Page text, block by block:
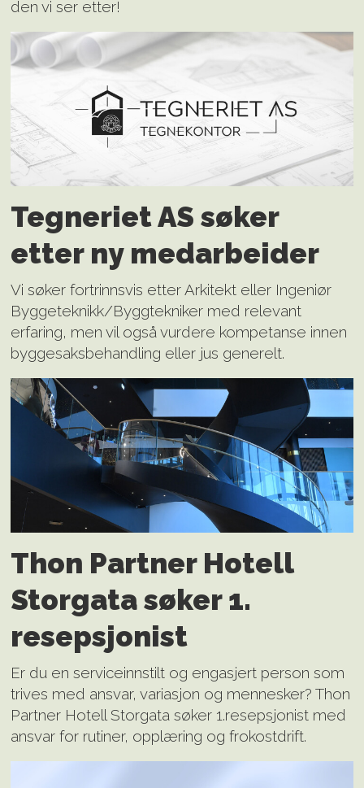
den vi ser etter!
Tegneriet AS søker
etter ny medarbeider
Vi søker fortrinnsvis etter Arkitekt eller Ingeniør
Byggeteknikk/Byggtekniker med relevant
erfaring, men vil også vurdere kompetanse innen
byggesaksbehandling eller jus generelt.
Thon Partner Hotell
Storgata søker 1.
resepsjonist
Er du en serviceinnstilt og engasjert person som
trives med ansvar, variasjon og mennesker? Thon
Partner Hotell Storgata søker 1.resepsjonist med
ansvar for rutiner, opplæring og frokostdrift.